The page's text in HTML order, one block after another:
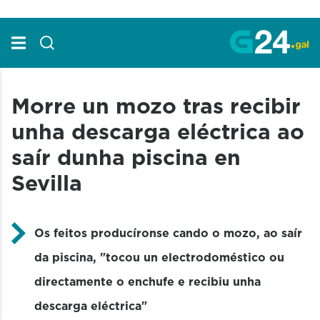
Morre un mozo tras recibir
unha descarga eléctrica ao
saír dunha piscina en
Sevilla
Os feitos producíronse cando o mozo, ao saír
da piscina, "tocou un electrodoméstico ou
directamente o enchufe e recibiu unha
descarga eléctrica"